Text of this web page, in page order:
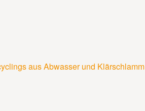
aus Abwasser und Klärschlamm